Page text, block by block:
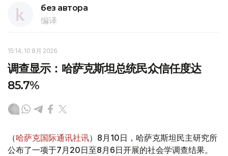
без автора
编译
15:14, 10 8月 2026
调查显示：哈萨克斯坦总统民众信任度达
85.7%
（哈萨克国际通讯社讯）8月10日，哈萨克斯坦民主研究所
公布了一项于7月20日至8月6日开展的社会学调查结果。